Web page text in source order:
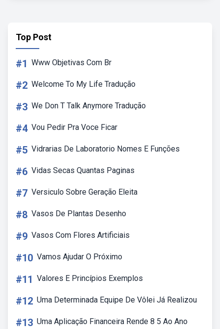
Top Post
#1 Www Objetivas Com Br
#2 Welcome To My Life Tradução
#3 We Don T Talk Anymore Tradução
#4 Vou Pedir Pra Voce Ficar
#5 Vidrarias De Laboratorio Nomes E Funções
#6 Vidas Secas Quantas Paginas
#7 Versiculo Sobre Geração Eleita
#8 Vasos De Plantas Desenho
#9 Vasos Com Flores Artificiais
#10 Vamos Ajudar O Próximo
#11 Valores E Princípios Exemplos
#12 Uma Determinada Equipe De Vôlei Já Realizou
#13 Uma Aplicação Financeira Rende 8 5 Ao Ano